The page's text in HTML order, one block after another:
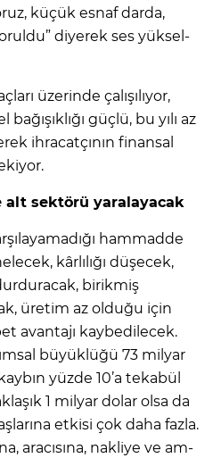
küçük esnaf darda,
diyerek ses yüksel­
üzerinde çalışılıyor,
güçlü, bu yılı az
ih­racatçının finansal
alt sektörü yaralayacak
hammadde
kârlılığı düşecek,
durdura­cak, birikmiş
üretim az olduğu için
avantajı kaybedilecek.
bü­yüklüğü 73 milyar
yüzde 10’a tekabül
1 milyar dolar olsa da
etkisi çok daha faz­la.
aracısına, nakliye ve am­